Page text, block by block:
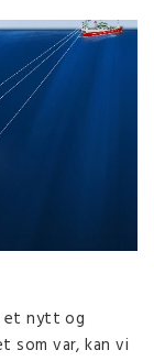
et nytt og
som var, kan vi